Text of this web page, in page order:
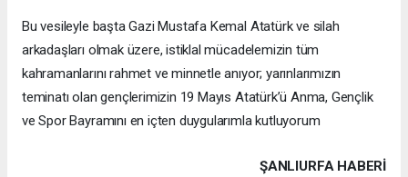
Bu vesileyle başta Gazi Mustafa Kemal Atatürk ve silah
arkadaşları olmak üzere, istiklal mücadelemizin tüm
kahramanlarını rahmet ve minnetle anıyor; yarınlarımızın
teminatı olan gençlerimizin 19 Mayıs Atatürk’ü Anma, Gençlik
ve Spor Bayramını en içten duygularımla kutluyorum
ŞANLIURFA HABERİ